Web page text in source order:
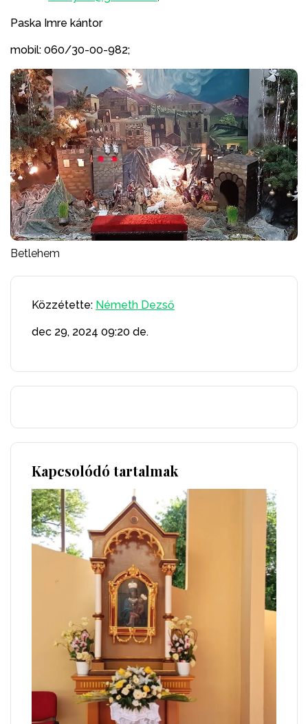
Paska Imre kántor
mobil: 060/30-00-982;
Betlehem
Közzétette: Németh Dezső
dec 29, 2024 09:20 de.
Kapcsolódó tartalmak